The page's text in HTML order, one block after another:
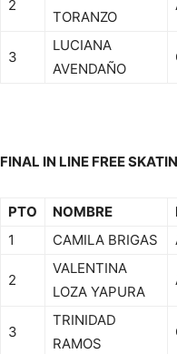
2
TORANZO
3
LUCIANA
AVENDAÑO
FINAL IN LINE FREE
PTO NOMBRE
1
CAMILA BRIGAS
2
VALENTINA
LOZA YAPURA
3
TRINIDAD
RAMOS